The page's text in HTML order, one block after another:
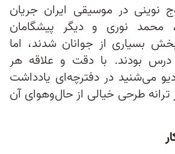
نوینی در موسیقی ایران جریان
محمد نوری و دیگر پیشگامان
بسیاری از جوانان شدند، اما
بودند. با دقت و علاقه هر
می‌شنید در دفترچه‌ای یادداشت
ترانه طرحی خیالی از حال‌وهوای آن